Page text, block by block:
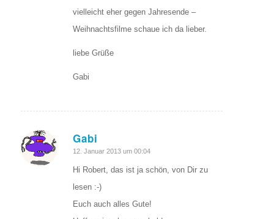
vielleicht eher gegen Jahresende –
Weihnachtsfilme schaue ich da lieber.
liebe Grüße
Gabi
Gabi
sagte:
12. Januar 2013 um 00:04
Hi Robert, das ist ja schön, von Dir zu
lesen :-)
Euch auch alles Gute!